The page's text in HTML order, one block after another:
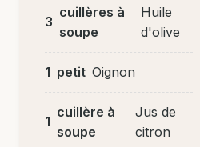
3
cuillères à
soupe
Huile
d'olive
1 petit Oignon
1
cuillère à
soupe
Jus de
citron